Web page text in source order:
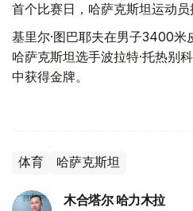
首个比赛日，哈萨克斯坦运动员
基里尔·图巴耶夫在男子3400米
哈萨克斯坦选手波拉特·托热别
中获得金牌。
体育 哈萨克斯坦
木合塔尔 哈力木拉